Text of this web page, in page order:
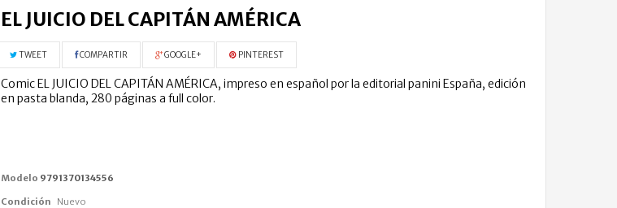
EL JUICIO DEL CAPITÁN AMÉRICA
TWEET COMPARTIR GOOGLE+ PINTEREST
Comic EL JUICIO DEL CAPITÁN AMÉRICA, impreso en español por la editorial panini España, edición
en pasta blanda, 280 páginas a full color.
Modelo 9791370134556
Condición Nuevo